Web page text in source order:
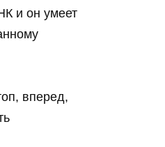
и он умеет
вперед,